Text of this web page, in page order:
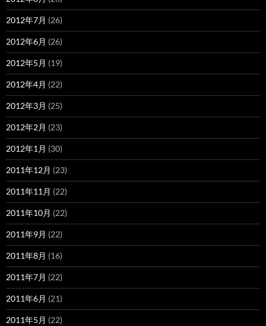
2012年7月 (26)
2012年6月 (26)
2012年5月 (19)
2012年4月 (22)
2012年3月 (25)
2012年2月 (23)
2012年1月 (30)
2011年12月 (23)
2011年11月 (22)
2011年10月 (22)
2011年9月 (22)
2011年8月 (16)
2011年7月 (22)
2011年6月 (21)
2011年5月 (22)